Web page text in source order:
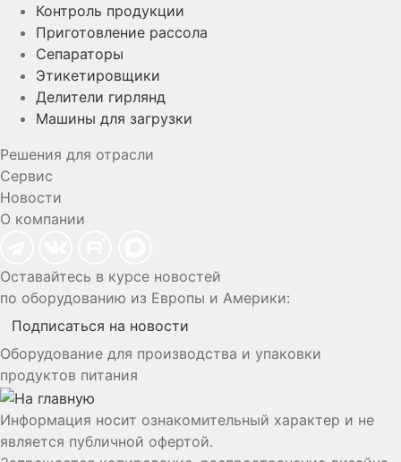
Контроль продукции
Приготовление рассола
Сепараторы
Этикетировщики
Делители гирлянд
Машины для загрузки
Решения для отрасли
Сервис
Новости
О компании
Оставайтесь в курсе новостей
по оборудованию из Европы и Америки:
Подписаться на новости
Оборудование для производства и упаковки
продуктов питания
Информация носит ознакомительный характер и не
является публичной офертой.